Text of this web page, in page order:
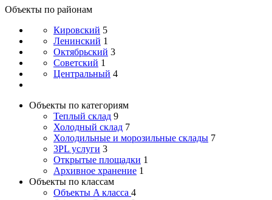
Объекты по районам
Кировский 5
Ленинский 1
Октябрьский 3
Советский 1
Центральный 4
Объекты по категориям
Теплый склад 9
Холодный склад 7
Холодильные и морозильные склады 7
3PL услуги 3
Открытые площадки 1
Архивное хранение 1
Объекты по классам
Объекты A класса 4